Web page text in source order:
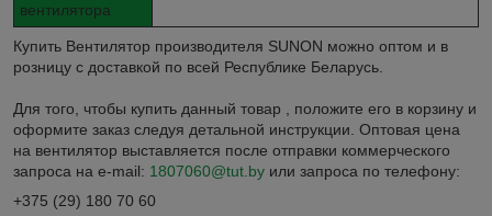
вентилятора
Купить Вентилятор производителя SUNON можно оптом и в
розницу с доставкой по всей Республике Беларусь.
Для того, чтобы купить данный товар , положите его в корзину и
оформите заказ следуя детальной инструкции. Оптовая цена
на вентилятор выставляется после отправки коммерческого
запроса на e-mail: 1807060@tut.by или запроса по телефону:
+375 (29) 180 70 60